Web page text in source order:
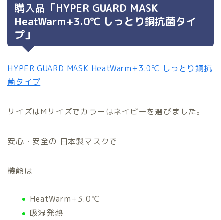
購入品 「HYPER GUARD MASK
HeatWarm+3.0℃ しっとり銅抗菌タイ
プ」
HYPER GUARD MASK HeatWarm+3.0℃ しっとり銅抗
菌タイプ
サイズはMサイズでカラーはネイビーを選びました。
安心・安全の 日本製マスクで
機能は
HeatWarm+3.0℃
吸湿発熱